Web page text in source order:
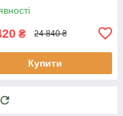
₴ 24 840 ₴
Купити